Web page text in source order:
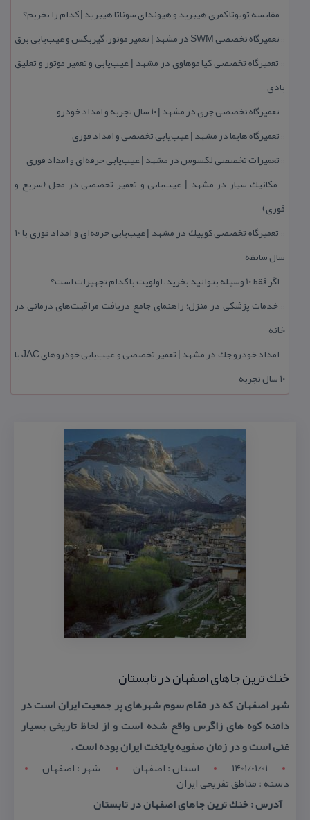
:: مقایسه تویوتا كمری هیبرید و هیوندای سوناتا هیبرید | كدام را بخریم؟
:: تعمیرگاه تخصصی SWM در مشهد | تعمیر موتور، گیربكس و عیب‌یابی برق
:: تعمیرگاه تخصصی كیا موهاوی در مشهد | عیب‌یابی و تعمیر موتور و تعلیق
بادی
:: تعمیرگاه تخصصی چری در مشهد | ۱۰ سال تجربه و امداد خودرو
:: تعمیرگاه هایما در مشهد | عیب‌یابی تخصصی و امداد فوری
:: تعمیرات تخصصی لكسوس در مشهد | عیب‌یابی حرفه‌ای و امداد فوری
:: مكانیك سیار در مشهد | عیب‌یابی و تعمیر تخصصی در محل (سریع و
فوری)
::
تعمیرگاه تخصصی كوییك در مشهد | عیب‌یابی حرفه‌ای و امداد فوری با ۱۰
سال سابقه
:: اگر فقط 10 وسیله بتوانید بخرید، اولویت با كدام تجهیزات است؟
:: خدمات پزشكی در منزل؛ راهنمای جامع دریافت مراقبت‌های درمانی در
خانه
::
امداد خودرو جك در مشهد | تعمیر تخصصی و عیب‌یابی خودروهای JAC با
۱۰ سال تجربه
خنك ترین جاهای اصفهان در تابستان
شهر اصفهان كه در مقام سوم شهرهای پر جمعیت ایران است در
دامنه كوه های زاگرس واقع شده است و از لحاظ تاریخی بسیار
غنی است و در زمان صفویه پایتخت ایران بوده است .
1401/01/01
استان : اصفهان شهر : اصفهان
دسته : مناطق تفریحی ایران
آدرس : خنك ترین جاهای اصفهان در تابستان